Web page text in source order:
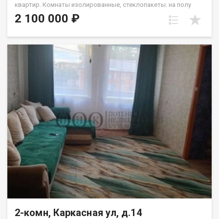
квартир. Комнаты изолированные, стеклопакеты. на полу
линолеум, с/у совмещенный, душевая кабина,
водонагреватель, водяное- печное отопление На участке есть
2 100 000 ₽
2-комн, Каркасная ул, д.14